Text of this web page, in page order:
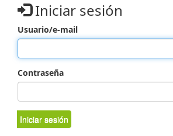
Iniciar sesión
Usuario/e-mail
Contraseña
Iniciar sesión